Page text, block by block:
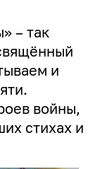
– так
и
войны,
стихах и